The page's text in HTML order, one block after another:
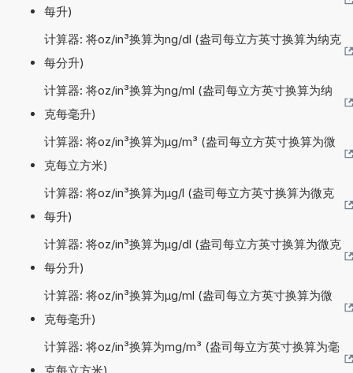
每升)
计算器: 将oz/in³换算为ng/dl (盎司每立方英寸换算为纳克
每分升)
计算器: 将oz/in³换算为ng/ml (盎司每立方英寸换算为纳
克每毫升)
计算器: 将oz/in³换算为µg/m³ (盎司每立方英寸换算为微
克每立方米)
计算器: 将oz/in³换算为µg/l (盎司每立方英寸换算为微克
每升)
计算器: 将oz/in³换算为µg/dl (盎司每立方英寸换算为微克
每分升)
计算器: 将oz/in³换算为µg/ml (盎司每立方英寸换算为微
克每毫升)
计算器: 将oz/in³换算为mg/m³ (盎司每立方英寸换算为毫
克每立方米)